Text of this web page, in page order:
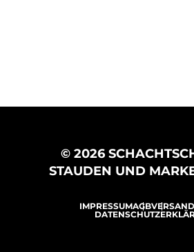
© 2026
STAUDEN UND
IMPRESSUMAGB